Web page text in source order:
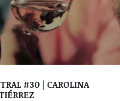
#30 | CAROLINA